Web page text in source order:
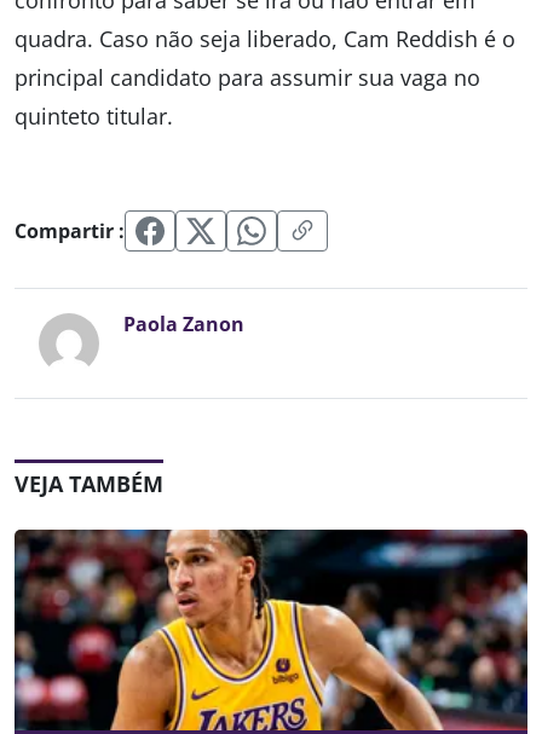
quadra. Caso não seja liberado, Cam Reddish é o
principal candidato para assumir sua vaga no
quinteto titular.
Compartir :
Paola Zanon
VEJA TAMBÉM